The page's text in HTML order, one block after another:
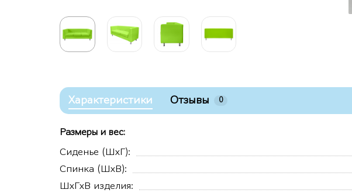
Характеристики Отзывы 0
Размеры и вес:
Сиденье (ШхГ):
Спинка (ШхВ):
ШхГхВ изделия: